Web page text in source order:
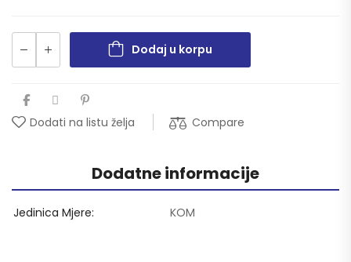
Dodaj u korpu
Dodati na listu želja Compare
Dodatne informacije
Jedinica Mjere KOM